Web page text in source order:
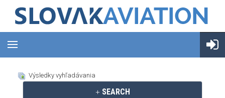
Výsledky vyhľadávania
SEARCH